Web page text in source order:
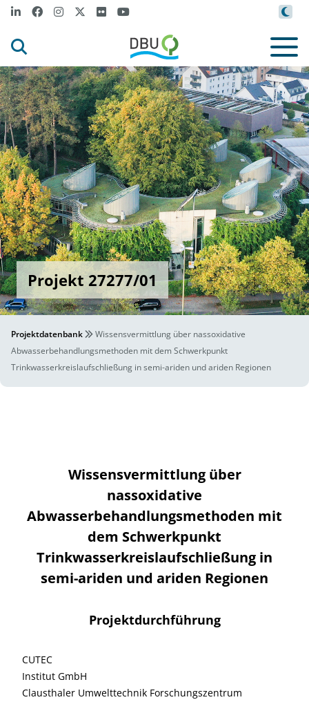
Projekt 27277/01
Projektdatenbank
Wissensvermittlung über nassoxidative
Abwasserbehandlungsmethoden mit dem Schwerkpunkt
Trinkwasserkreislaufschließung in semi-ariden und ariden Regionen
Wissensvermittlung über
nassoxidative
Abwasserbehandlungsmethoden mit
dem Schwerkpunkt
Trinkwasserkreislaufschließung in
semi-ariden und ariden Regionen
Projektdurchführung
CUTEC
Institut GmbH
Clausthaler Umwelttechnik Forschungszentrum